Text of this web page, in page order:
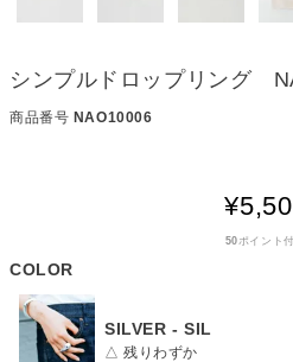
シンプルドロップリング
商品番号 NAO10006
¥
50 ポイント
COLOR
SILVER - SIL
△ 残りわずか